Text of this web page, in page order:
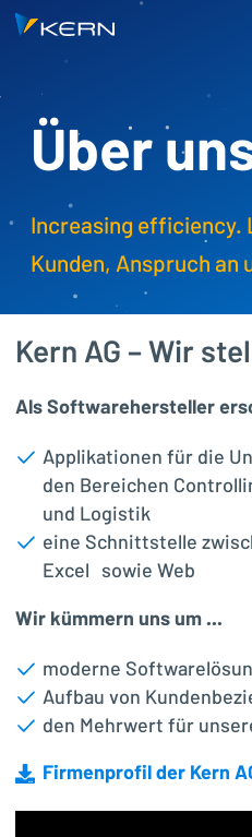
Über
Increasing efficiency.
Kunden, Anspruch an
Kern AG – Wir
Als Softwarehersteller
Applikationen für die
den Bereichen
und Logistik
eine Schnittstelle
Excel sowie Web
Wir kümmern uns um ...
moderne
Aufbau von
den Mehrwert für
Firmenprofil der Kern